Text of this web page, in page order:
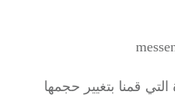
قمنا بتغيير حجمها